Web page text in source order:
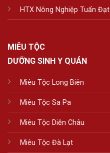
HTX Nông Nghiệp Tuấn Đạt
MIÊU TỘC
DƯỠNG SINH Y QUÁN
Miêu Tộc Long Biên
Miêu Tộc Sa Pa
Miêu Tộc Diễn Châu
Miêu Tộc Đà Lạt